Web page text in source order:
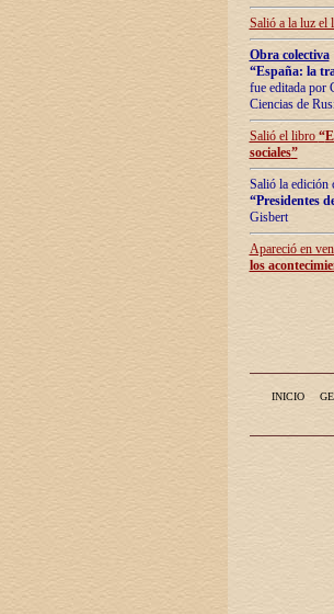
Salió a la luz el
Obra colectiva
“España: la
fue editada por
Ciencias de
Salió el libro “
sociales”
Salió la edición
“Presidentes
Gisbert
Apareció en
los
INICIO